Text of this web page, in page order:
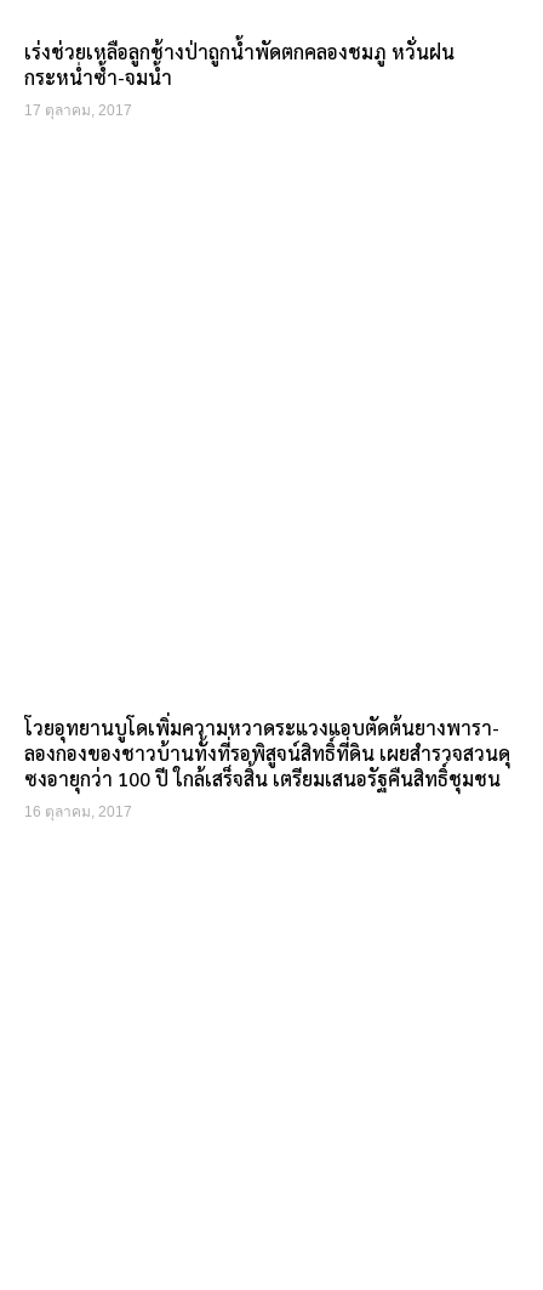
เร่งช่วยเหลือลูกช้างป่าถูกน้ำพัดตกคลองชมภู หวั่นฝน
กระหน่ำซ้ำ-จมน้ำ
17 ตุลาคม, 2017
โวยอุทยานบูโดเพิ่มความหวาดระแวงแอบตัดต้นยางพารา-
ลองกองของชาวบ้านทั้งที่รอพิสูจน์สิทธิ์ที่ดิน เผยสำรวจสวนดุ
ซงอายุกว่า 100 ปี ใกล้เสร็จสิ้น เตรียมเสนอรัฐคืนสิทธิ์ชุมชน
16 ตุลาคม, 2017